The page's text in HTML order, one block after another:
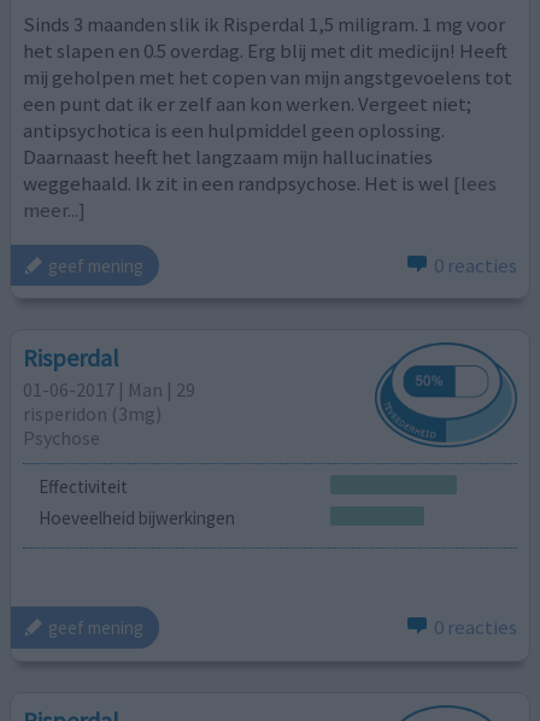
Sinds 3 maanden slik ik Risperdal 1,5 miligram. 1 mg voor
het slapen en 0.5 overdag. Erg blij met dit medicijn! Heeft
mij geholpen met het copen van mijn angstgevoelens tot
een punt dat ik er zelf aan kon werken. Vergeet niet;
antipsychotica is een hulpmiddel geen oplossing.
Daarnaast heeft het langzaam mijn hallucinaties
weggehaald. Ik zit in een randpsychose. Het is wel [lees
meer...]
geef mening 0 reacties
Risperdal
01-06-2017 | Man | 29
risperidon (3mg)
Psychose
Effectiviteit
Hoeveelheid bijwerkingen
geef mening 0 reacties